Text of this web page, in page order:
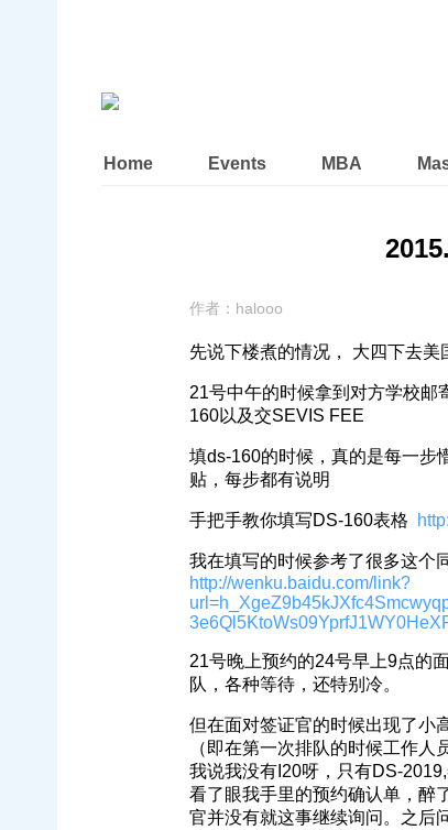
Home Events MBA
作者： halooo
先说下楼煮的情况， 大四下去美
21号中午的时候拿到对方学校邮
160以及交SEVIS FEE
填ds-160的时候，真的是每一步
贴，每步都有说明
手把手教你填写DS-160表格
我在填写的时候参考了很多这个
http://wenku.baidu.com/link?
21号晚上预约的24号早上9点的
队，各种等待，还特别冷。
但在面对签证官的时候出现了小
（即在第一次排队的时候工作
我说我没有I20呀，只有DS-
看了眼我手里的预约确认单，醉
官并没有就这事继续询问。之后